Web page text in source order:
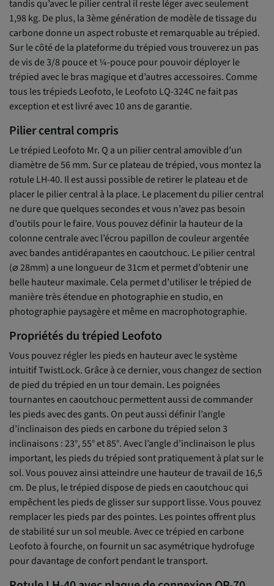
tandis qu’avec le pilier central il reste léger avec seulement
1,98 kg. De plus, la 3ème génération de modèle de tissage du
carbone donne un aspect robuste et remarquable au trépied.
Sur le côté de la plateforme du trépied vous trouverez un pas
de vis de 3/8 pouce et ¼-pouce pour pouvoir déployer le
trépied avec le bras magique et d’autres accessoires. Comme
tous les trépieds Leofoto, le Leofoto LQ-324C ne fait pas
exception et est livré avec 10 ans de garantie.
Pilier central compris
Le trépied Leofoto Mr. Q a un pilier central amovible d’un
diamètre de 56 mm. Sur ce plateau de trépied, vous montez la
rotule LH-40. Il est aussi possible de retirer le plateau et de
placer le pilier central à la place. Le placement du pilier central
ne dure que quelques secondes et vous n’avez pas besoin
d’outils pour le faire. Vous pouvez définir la hauteur de la
colonne centrale avec l’écrou papillon de couleur argentée
avec bandes antidérapantes en caoutchouc. Le pilier central
(⌀ 28mm) a une longueur de 31cm et permet d’obtenir une
belle hauteur maximale. Cela permet d’utiliser le trépied de
manière très étendue en photographie en studio, en
photographie paysagère et même en macrophotographie.
Propriétés du trépied Leofoto
Vous pouvez régler les pieds en hauteur avec le système
intuitif TwistLock. Grâce à ce dernier, vous changez de section
de pied du trépied en un tour demain. Les poignées
tournantes en caoutchouc permettent aussi de commander
les pieds avec des gants. On peut aussi définir l’angle
d’inclinaison des pieds en carbone du trépied selon 3
inclinaisons : 23°, 55° et 85°. Avec l’angle d’inclinaison le plus
important, les pieds du trépied sont pratiquement à plat sur le
sol. Vous pouvez ainsi atteindre une hauteur de travail de 16,5
cm. De plus, le trépied dispose de pieds en caoutchouc qui
empêchent les pieds de glisser sur support lisse. Vous pouvez
remplacer les pieds par des pointes. Les pointes offrent plus
de stabilité sur un sol meuble. Avec ce trépied en carbone
Leofoto à fourche, on fournit un sac asymétrique hydrofuge
pour davantage de confort pendant le transport.